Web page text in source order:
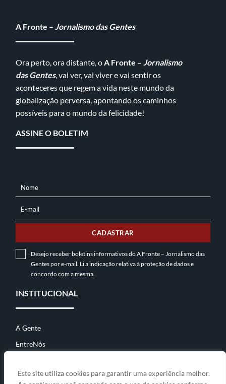
Este site utiliza cookies para garantir uma experiência melhor.
A Fronte – Jornalismo das Gentes
Ora perto, ora distante, oA Fronte – Jornalismo
das Gentes, vai ver, vai viver e vai sentir os
aconteceres que regem a vida neste mundo da
globalização perversa, apontando os caminhos
possíveis para o mundo da felicidade!
ASSINE O BOLETIM
NOME
Nome
MAIL
E-mail
CADASTRAR
Desejo receber boletins informativos do A Fronte – Jornalismo das
Gentes por e-mail. Li a indicação relativa àproteção de dadose
concordo com a mesma.
INSTITUCIONAL
A Gente
EntreNós